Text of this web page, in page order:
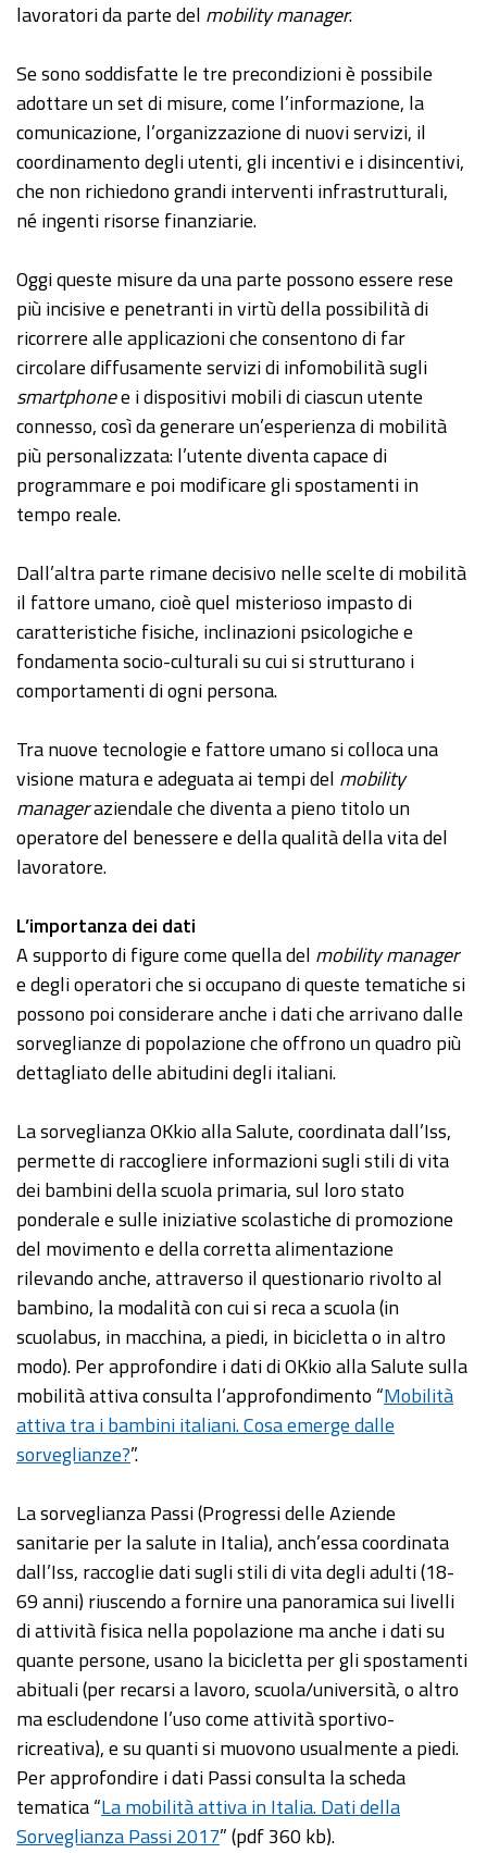
lavoratori da parte del mobility manager.
Se sono soddisfatte le tre precondizioni è possibile
adottare un set di misure, come l’informazione, la
comunicazione, l’organizzazione di nuovi servizi, il
coordinamento degli utenti, gli incentivi e i disincentivi,
che non richiedono grandi interventi infrastrutturali,
né ingenti risorse finanziarie.
Oggi queste misure da una parte possono essere rese
più incisive e penetranti in virtù della possibilità di
ricorrere alle applicazioni che consentono di far
circolare diffusamente servizi di infomobilità sugli
smartphonee i dispositivi mobili di ciascun utente
connesso, così da generare un’esperienza di mobilità
più personalizzata: l’utente diventa capace di
programmare e poi modificare gli spostamenti in
tempo reale.
Dall’altra parte rimane decisivo nelle scelte di mobilità
il fattore umano, cioè quel misterioso impasto di
caratteristiche fisiche, inclinazioni psicologiche e
fondamenta socio-culturali su cui si strutturano i
comportamenti di ogni persona.
Tra nuove tecnologie e fattore umano si colloca una
visione matura e adeguata ai tempi del mobility
manageraziendale che diventa a pieno titolo un
operatore del benessere e della qualità della vita del
lavoratore.
L’importanza dei dati
A supporto di figure come quella del mobility manager
e degli operatori che si occupano di queste tematiche si
possono poi considerare anche i dati che arrivano dalle
sorveglianze di popolazione che offrono un quadro più
dettagliato delle abitudini degli italiani.
La sorveglianza OKkio alla Salute, coordinata dall’Iss,
permette di raccogliere informazioni sugli stili di vita
dei bambini della scuola primaria, sul loro stato
ponderale e sulle iniziative scolastiche di promozione
del movimento e della corretta alimentazione
rilevando anche, attraverso il questionario rivolto al
bambino, la modalità con cui si reca a scuola (in
scuolabus, in macchina, a piedi, in bicicletta o in altro
modo). Per approfondire i dati di OKkio alla Salute sulla
mobilità attiva consulta l’approfondimento “Mobilità
attiva tra i bambini italiani. Cosa emerge dalle
sorveglianze?”.
La sorveglianza Passi (Progressi delle Aziende
sanitarie per la salute in Italia), anch’essa coordinata
dall’Iss, raccoglie dati sugli stili di vita degli adulti (18-
69 anni) riuscendo a fornire una panoramica sui livelli
di attività fisica nella popolazione ma anche i dati su
quante persone, usano la bicicletta per gli spostamenti
abituali (per recarsi a lavoro, scuola/università, o altro
ma escludendone l’uso come attività sportivo-
ricreativa), e su quanti si muovono usualmente a piedi.
Per approfondire i dati Passi consulta la scheda
tematica “La mobilità attiva in Italia. Dati della
Sorveglianza Passi 2017” (pdf 360 kb).